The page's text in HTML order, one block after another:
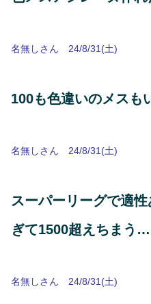
名無しさん 24/8/31(土)
100も色違いのメスも
名無しさん 24/8/31(土)
スーパーリーグで適
ぎて1500超えちまう…
名無しさん 24/8/31(土)